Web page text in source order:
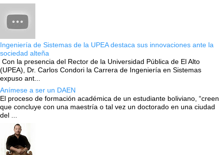
Ingeniería de Sistemas de la UPEA destaca sus innovaciones ante la
sociedad alteña
Con la presencia del Rector de la Universidad Pública de El Alto
(UPEA), Dr. Carlos Condori la Carrera de Ingeniería en Sistemas
expuso ant...
Anímese a ser un DAEN
El proceso de formación académica de un estudiante boliviano, “creen
que concluye con una maestría o tal vez un doctorado en una ciudad
del ...